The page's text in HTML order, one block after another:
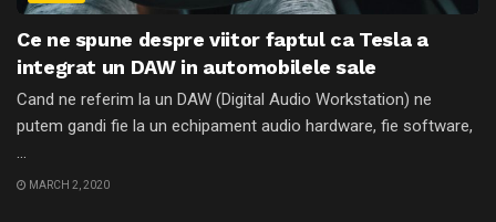
Ce ne spune despre viitor faptul ca Tesla a
integrat un DAW in automobilele sale
Cand ne referim la un DAW (Digital Audio Workstation) ne
putem gandi fie la un echipament audio hardware, fie software,
MARCH 2, 2020